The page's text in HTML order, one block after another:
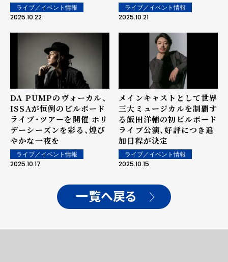
ライブ／イベント情報
2025.10.22
ライブ／イベント情報
2025.10.21
DA PUMPのヴォーカル、
ISSAが恒例のビルボード
ライブ・ツアーを開催 ホリ
デーシーズンを彩る、煌び
やかな一夜を
ライブ／イベント情報
2025.10.17
メインキャストとして世界
三大ミュージカルを制覇す
る飯田洋輔の初ビルボード
ライブ公演、好評につき追
加日程が決定
ライブ／イベント情報
2025.10.15
一覧へ戻る